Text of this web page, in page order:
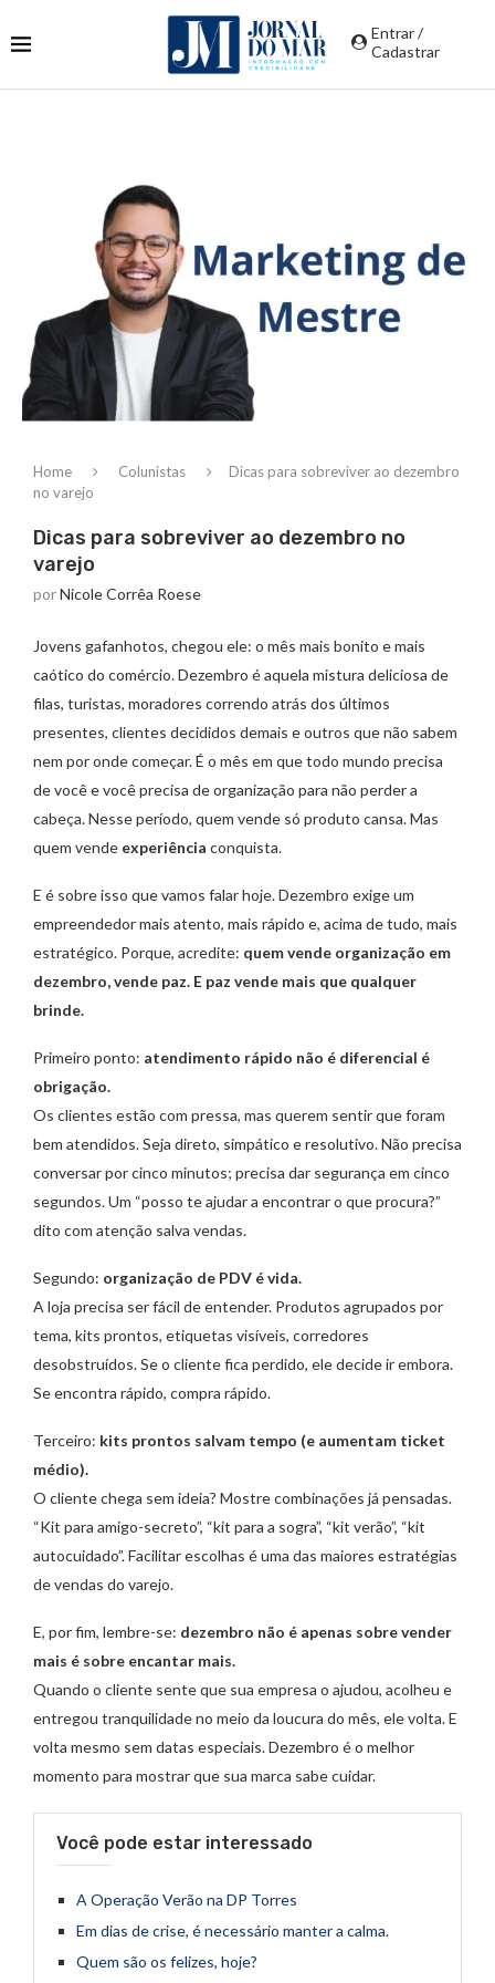
Entrar /
Cadastrar
Home Colunistas
Dicas para sobreviver ao dezembro
no varejo
Dicas para sobreviver ao dezembro no
varejo
porNicole Corrêa Roese
Jovens gafanhotos, chegou ele: o mês mais bonito e mais
caótico do comércio. Dezembro é aquela mistura deliciosa de
filas, turistas, moradores correndo atrás dos últimos
presentes, clientes decididos demais e outros que não sabem
nem por onde começar. É o mês em que todo mundo precisa
de você e você precisa de organização para não perder a
cabeça. Nesse período, quem vende só produto cansa. Mas
quem vende experiência conquista.
E é sobre isso que vamos falar hoje. Dezembro exige um
empreendedor mais atento, mais rápido e, acima de tudo, mais
estratégico. Porque, acredite: quem vende organização em
dezembro, vende paz. E paz vende mais que qualquer
brinde.
Primeiro ponto: atendimento rápido não é diferencial é
obrigação.
Os clientes estão com pressa, mas querem sentir que foram
bem atendidos. Seja direto, simpático e resolutivo. Não precisa
conversar por cinco minutos; precisa dar segurança em cinco
segundos. Um “posso te ajudar a encontrar o que procura?”
dito com atenção salva vendas.
Segundo: organização de PDV é vida.
A loja precisa ser fácil de entender. Produtos agrupados por
tema, kits prontos, etiquetas visíveis, corredores
desobstruídos. Se o cliente fica perdido, ele decide ir embora.
Se encontra rápido, compra rápido.
Terceiro: kits prontos salvam tempo (e aumentam ticket
médio).
O cliente chega sem ideia? Mostre combinações já pensadas.
“Kit para amigo-secreto”, “kit para a sogra”, “kit verão”, “kit
autocuidado”. Facilitar escolhas é uma das maiores estratégias
de vendas do varejo.
E, por fim, lembre-se: dezembro não é apenas sobre vender
mais é sobre encantar mais.
Quando o cliente sente que sua empresa o ajudou, acolheu e
entregou tranquilidade no meio da loucura do mês, ele volta. E
volta mesmo sem datas especiais. Dezembro é o melhor
momento para mostrar que sua marca sabe cuidar.
Você pode estar interessado
A Operação Verão na DP Torres
Em dias de crise, é necessário manter a calma.
Quem são os felizes, hoje?